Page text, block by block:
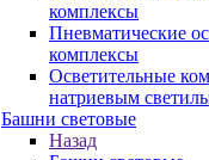
комплексы
Пневматические
комплексы
Осветительные
натриевым
Башни световые
Назад